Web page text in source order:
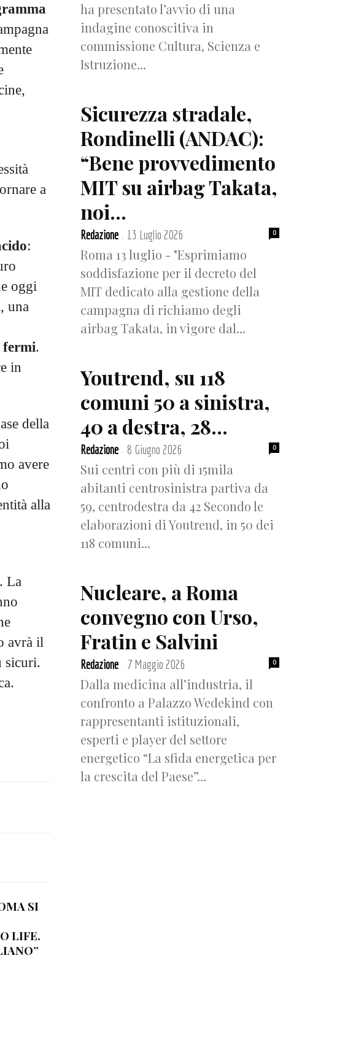
a
:
oggi
una
fermi.
in
della
avere
alla
La
avrà il
sicuri.
SI
LIFE.
ha presentato l’avvio di una
indagine conoscitiva in
commissione Cultura, Scienza e
Istruzione...
Sicurezza stradale,
Rondinelli (ANDAC):
“Bene provvedimento
MIT su airbag Takata,
noi...
Redazione - 13 Luglio 2026 0
Roma 13 luglio - "Esprimiamo
soddisfazione per il decreto del
MIT dedicato alla gestione della
campagna di richiamo degli
airbag Takata, in vigore dal...
Youtrend, su 118
comuni 50 a sinistra,
40 a destra, 28...
Redazione - 8 Giugno 2026 0
Sui centri con più di 15mila
abitanti centrosinistra partiva da
59, centrodestra da 42 Secondo le
elaborazioni di Youtrend, in 50 dei
118 comuni...
Nucleare, a Roma
convegno con Urso,
Fratin e Salvini
Redazione - 7 Maggio 2026 0
Dalla medicina all’industria, il
confronto a Palazzo Wedekind con
rappresentanti istituzionali,
esperti e player del settore
energetico “La sfida energetica per
la crescita del Paese”...